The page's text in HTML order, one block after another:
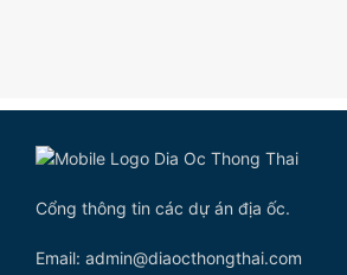
Cổng thông tin các dự án địa ốc.
Email: admin@diaocthongthai.com